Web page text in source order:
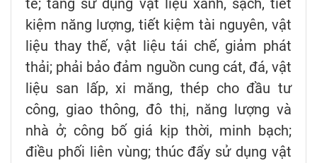
tế; tăng sử dụng vật liệu xanh, sạch, tiết
kiệm năng lượng, tiết kiệm tài nguyên, vật
liệu thay thế, vật liệu tái chế, giảm phát
thải; phải bảo đảm nguồn cung cát, đá, vật
liệu san lấp, xi măng, thép cho đầu tư
công, giao thông, đô thị, năng lượng và
nhà ở; công bố giá kịp thời, minh bạch;
điều phối liên vùng; thúc đẩy sử dụng vật